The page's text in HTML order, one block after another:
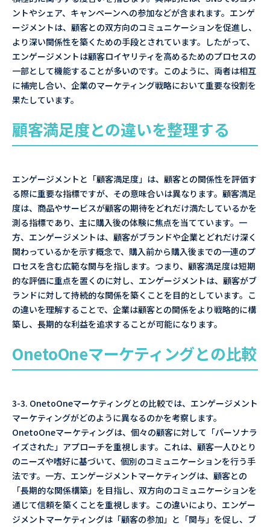
ントやシェア、キャンペーンへの参加などが含まれます。エンゲ
ージメントは、顧客との双方向のコミュニケーションを促進し、
より深い関係性を築くための手段とされています。したがって、
エンゲージメントは顧客ロイヤリティを高めるためのプロセスの
一部として機能することが多いのです。このように、両者は相互
に補完し合い、企業のマーケティング戦略において重要な役割を
果たしています。
顧客満足度との違いを整理する
エンゲージメントと「顧客満足度」は、顧客との関係性を評価す
る際に重要な指標ですが、その意味合いは異なります。顧客満足
度は、商品やサービスが顧客の期待をどれだけ満たしているかを
測る指標であり、主に購入後の体験に焦点を当てています。一
方、エンゲージメントは、顧客がブランドや企業とどれだけ深く
関わっているかを示す概念で、購入前から購入後までの一連のプ
ロセスを含む広範な関与を指します。つまり、顧客満足度は短期
的な評価に重点を置くのに対し、エンゲージメントは、顧客がブ
ランドに対して持続的な関係を築くことを目的としています。こ
の違いを理解することで、企業は顧客との関係をより戦略的に構
築し、長期的な利益を追求することが可能になります。
OnetoOneマーケティングとの比較
3-3. OnetoOneマーケティングとの比較では、エンゲージメント
マーケティングがどのように異なるのかを考察します。
OnetoOneマーケティングは、個々の顧客に対して「パーソナラ
イズされた」アプローチを重視します。これは、顧客一人ひとり
のニーズや嗜好に基づいて、個別のコミュニケーションを行う手
法です。一方、エンゲージメントマーケティングは、顧客との
「長期的な関係構築」を目指し、双方向のコミュニケーションを
通じて信頼を築くことを重視します。この違いにより、エンゲー
ジメントマーケティングは「顧客の参加」と「関与」を促し、ブ